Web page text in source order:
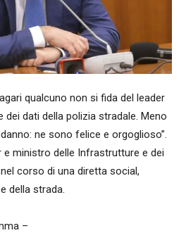
qualcuno non si fida del leader
dei dati della polizia stradale. Meno
ne sono felice e orgoglioso”.
ministro delle Infrastrutture e dei
corso di una diretta social,
della strada.
–